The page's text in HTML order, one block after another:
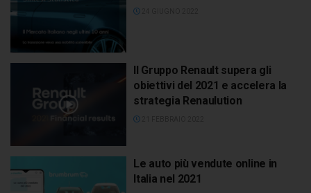
Il Gruppo Renault supera gli
obiettivi del 2021 e accelera la
strategia Renaulution
Le auto più vendute online in
Italia nel 2021